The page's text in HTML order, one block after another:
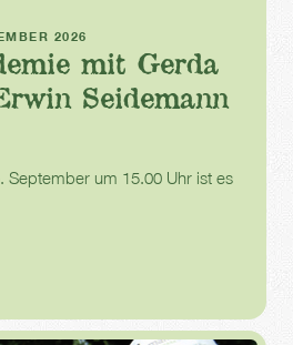
2026
mit Gerda
Seidemann
September um 15.00 Uhr ist es